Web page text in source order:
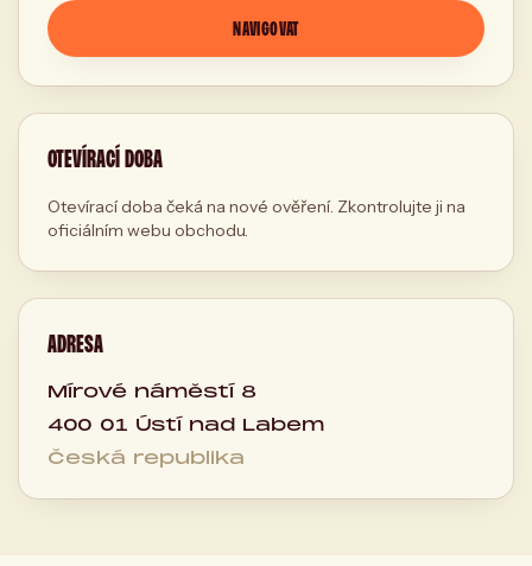
NAVIGOVAT
OTEVÍRACÍ DOBA
Otevírací doba čeká na nové ověření. Zkontrolujte ji na
oficiálním webu obchodu.
ADRESA
Mírové náměstí 8
400 01 Ústí nad Labem
Česká republika